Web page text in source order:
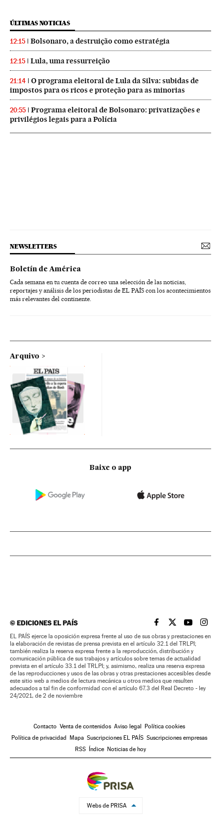
ÚLTIMAS NOTICIAS
12:15 Bolsonaro, a destruição como estratégia
12:15 Lula, uma ressurreição
21:14
O programa eleitoral de Lula da Silva: subidas de
impostos para os ricos e proteção para as minorias
20:55
Programa eleitoral de Bolsonaro: privatizações e
privilégios legais para a Polícia
NEWSLETTERS
Boletín de América
Cada semana en tu cuenta de correo una selección de las noticias,
reportajes y análisis de los periodistas de EL PAÍS con los acontecimientos
más relevantes del continente.
Arquivo
Baixe o app
©EDICIONES EL PAÍS EL PAÍS BRASIL EN
EL PAÍSEL PAÍS
EL
EL PAÍS ejerce la oposición expresa frente al uso de sus obras y prestaciones en
la elaboración de revistas de prensa prevista en el artículo 32.1 del TRLPI;
también realiza la reserva expresa frente a la reproducción, distribución y
comunicación pública de sus trabajos y artículos sobre temas de actualidad
prevista en el artículo 33.1 del TRLPI; y, asimismo, realiza una reserva expresa
de las reproducciones y usos de las obras y otras prestaciones accesibles desde
este sitio web a medios de lectura mecánica u otros medios que resulten
adecuados a tal fin de conformidad con el artículo 67.3 del Real Decreto - ley
24/2021, de 2 de noviembre
Contacto Venta de contenidos Aviso legal
Política cookies
Política de privacidad
Mapa Suscripciones EL PAÍS Suscripciones empresas
RSS
Índice Noticias de hoy
Webs de PRISA